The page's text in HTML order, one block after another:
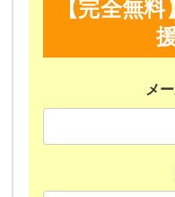
【完全無
メ